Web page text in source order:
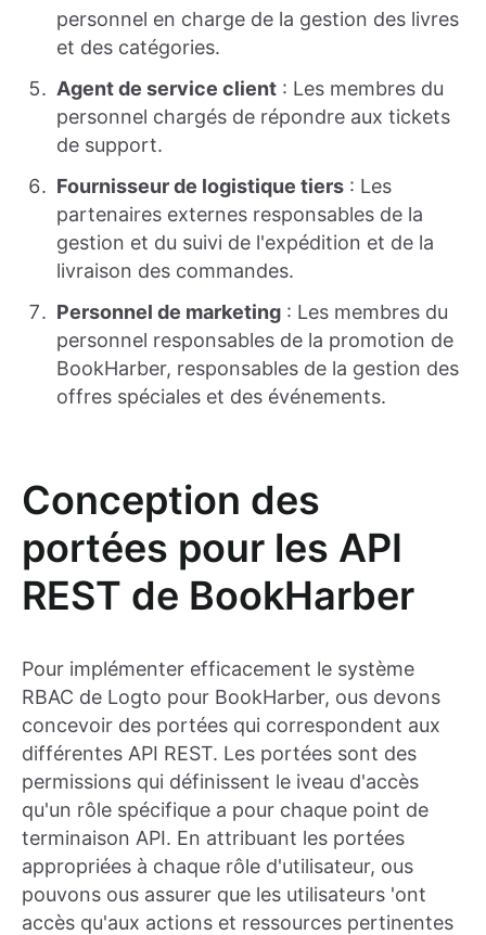
personnel en charge de la gestion des livres
et des catégories.
Agent de service client : Les membres du
personnel chargés de répondre aux tickets
de support.
Fournisseur de logistique tiers : Les
partenaires externes responsables de la
gestion et du suivi de l'expédition et de la
livraison des commandes.
Personnel de marketing : Les membres du
personnel responsables de la promotion de
BookHarber, responsables de la gestion des
offres spéciales et des événements.
Conception des
portées pour les API
REST de BookHarber
Pour implémenter efficacement le système
RBAC de Logto pour BookHarber, ous devons
concevoir des portées qui correspondent aux
différentes API REST. Les portées sont des
permissions qui définissent le iveau d'accès
qu'un rôle spécifique a pour chaque point de
terminaison API. En attribuant les portées
appropriées à chaque rôle d'utilisateur, ous
pouvons ous assurer que les utilisateurs 'ont
accès qu'aux actions et ressources pertinentes